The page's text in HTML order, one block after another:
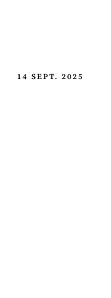
14 SEPT. 2025